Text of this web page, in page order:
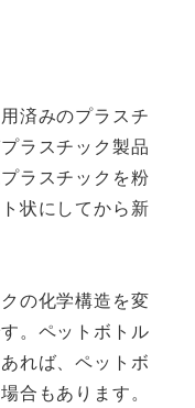
済みのプラスチ
ラスチック製品
ラスチックを粉
状にしてから新
の化学構造を変
。ペットボトル
れば、ペットボ
合もあります。